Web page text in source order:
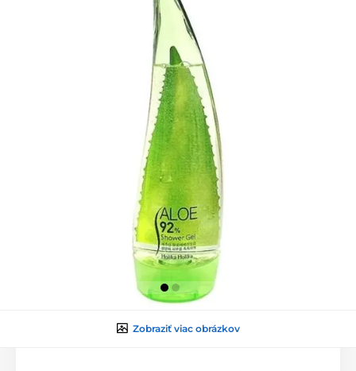
Zobraziť viac obrázkov